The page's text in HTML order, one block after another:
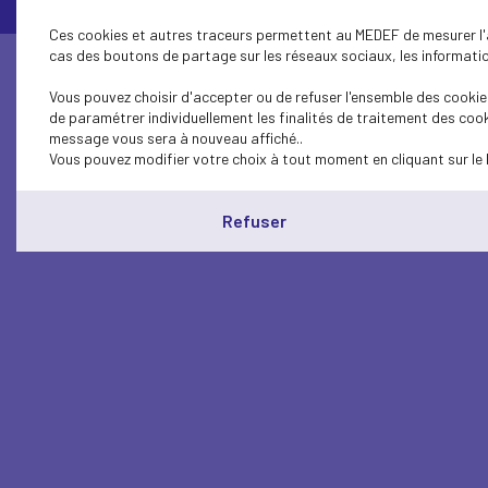
Ces cookies et autres traceurs permettent au MEDEF de
cas des boutons de partage sur les réseaux sociaux, les
Vous pouvez choisir d'accepter ou de refuser l'ensemble des
de paramétrer individuellement les finalités de traitement des
message vous sera à nouveau affiché..
Vous pouvez modifier votre choix à tout moment en cliquant sur le
Refuser